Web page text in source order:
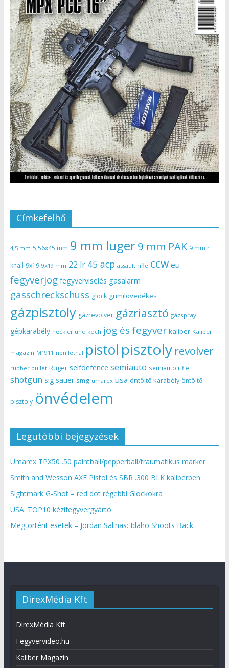
Címkefelhő
4,5 mm 5,56x45 mm 9 mm luger9 mm PAK 9 mm r
knall 9x19 9x19 mm 22 lr 45 acp assault rifle ccw eu
fegyverjog fegyverviselés gasalarm
gasschreckschuss glock gumilövedékes
gázpisztoly gázrevolver gázriasztó gázspray
gépkarabély heckler und koch jog és fegyver kaliber Kaliber
magazin M1911 non lethal pistol pisztoly revolver
rubber bullet Ruger selfdefence semiauto semiauto rifle
shotgun sig sauer smg umarex usa öntöltő karabély öntöltő
pisztoly önvédelem
Legutóbbi bejegyzések
Umarex TPX50 .50 paintball/pepperball/traumatikus marker
Smith and Wesson AXE Pistol és SBR .300 BLK kaliberben
Sightmark G-Shot – red dot régebbi Glockokra
USA: TOP10 kézifegyvergyártó
Megtörtént esetek – Jordan Salinas: Idaho Shoots Back
DirexMédia Kft
DirexMédia Kft.
Fegyvervideo.hu
Kaliber Magazin